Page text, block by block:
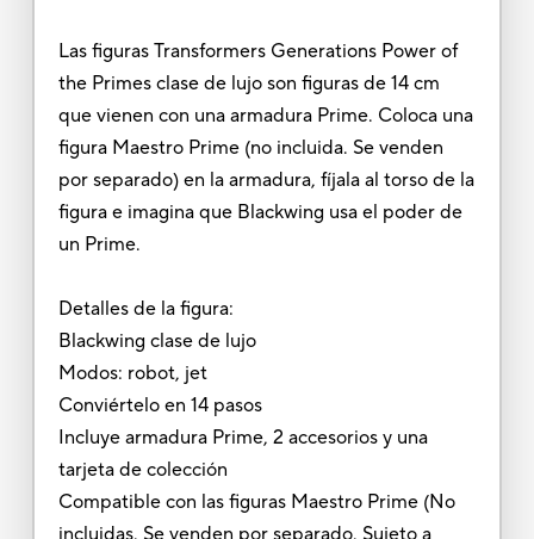
Las figuras Transformers Generations Power of
the Primes clase de lujo son figuras de 14 cm
que vienen con una armadura Prime. Coloca una
figura Maestro Prime (no incluida. Se venden
por separado) en la armadura, fíjala al torso de la
figura e imagina que Blackwing usa el poder de
un Prime.
Detalles de la figura:
Blackwing clase de lujo
Modos: robot, jet
Conviértelo en 14 pasos
Incluye armadura Prime, 2 accesorios y una
tarjeta de colección
Compatible con las figuras Maestro Prime (No
incluidas. Se venden por separado. Sujeto a